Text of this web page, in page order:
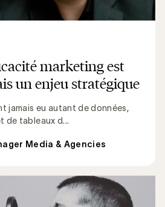
marketing est
un enjeu stratégique
jamais eu autant de données,
de tableaux d...
Media & Agencies